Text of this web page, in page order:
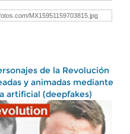
de la Revolución
y animadas mediante
artificial (deepfakes)